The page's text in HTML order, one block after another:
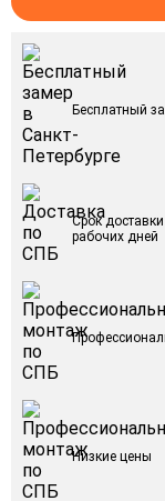
Бесплатный
Срок доставки
рабочих дней
Низкие цены